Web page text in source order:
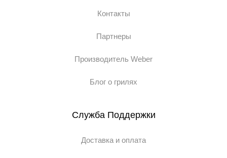
Контакты
Партнеры
Производитель Weber
Блог о грилях
Служба Поддержки
Доставка и оплата